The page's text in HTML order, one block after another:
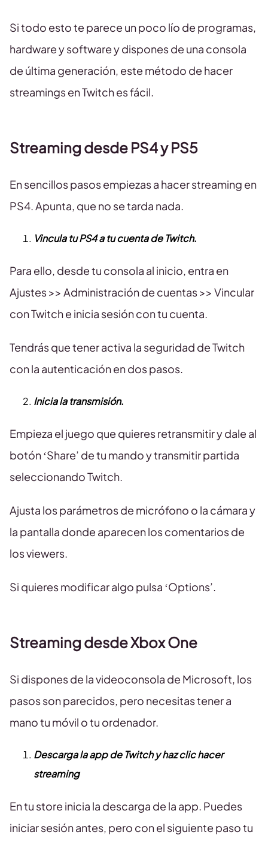
Si todo esto te parece un poco lío de programas,
hardware y software y dispones de una consola
de última generación, este método de hacer
streamings en Twitch es fácil.
Streaming desde PS4 y PS5
En sencillos pasos empiezas a hacer streaming en
PS4. Apunta, que no se tarda nada.
Vincula tu PS4 a tu cuenta de Twitch.
Para ello, desde tu consola al inicio, entra en
Ajustes >> Administración de cuentas >> Vincular
con Twitch e inicia sesión con tu cuenta.
Tendrás que tener activa la seguridad de Twitch
con la autenticación en dos pasos.
Inicia la transmisión.
Empieza el juego que quieres retransmitir y dale al
botón ‘Share’ de tu mando y transmitir partida
seleccionando Twitch.
Ajusta los parámetros de micrófono o la cámara y
la pantalla donde aparecen los comentarios de
los viewers.
Si quieres modificar algo pulsa ‘Options’.
Streaming desde Xbox One
Si dispones de la videoconsola de Microsoft, los
pasos son parecidos, pero necesitas tener a
mano tu móvil o tu ordenador.
Descarga la app de Twitch y haz clic hacer
streaming
En tu store inicia la descarga de la app. Puedes
iniciar sesión antes, pero con el siguiente paso tu